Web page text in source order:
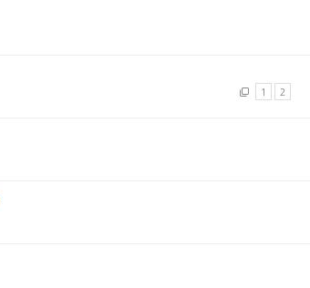
1 2